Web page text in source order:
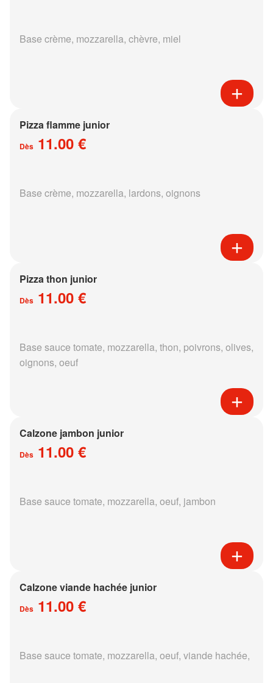
Base crème, mozzarella, chèvre, miel
Pizza flamme junior
Dès 11.00 €
Base crème, mozzarella, lardons, oignons
Pizza thon junior
Dès 11.00 €
Base sauce tomate, mozzarella, thon, poivrons, olives,
oignons, oeuf
Calzone jambon junior
Dès 11.00 €
Base sauce tomate, mozzarella, oeuf, jambon
Calzone viande hachée junior
Dès 11.00 €
Base sauce tomate, mozzarella, oeuf, viande hachée,